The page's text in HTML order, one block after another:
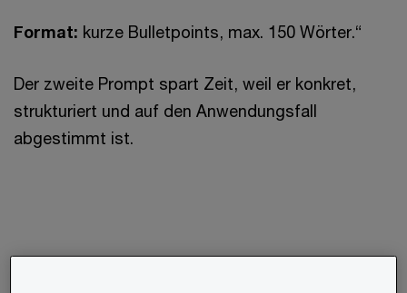
Format: kurze Bulletpoints, max. 150 Wörter.“
Der zweite Prompt spart Zeit, weil er konkret,
strukturiert und auf den Anwendungsfall
abgestimmt ist.